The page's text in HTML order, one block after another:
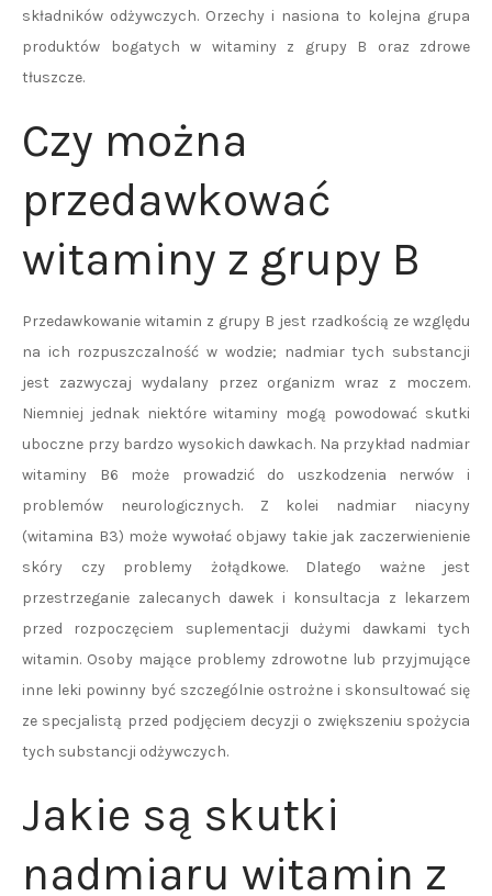
składników odżywczych. Orzechy i nasiona to kolejna grupa
produktów bogatych w witaminy z grupy B oraz zdrowe
tłuszcze.
Czy można
przedawkować
witaminy z grupy B
Przedawkowanie witamin z grupy B jest rzadkością ze względu
na ich rozpuszczalność w wodzie; nadmiar tych substancji
jest zazwyczaj wydalany przez organizm wraz z moczem.
Niemniej jednak niektóre witaminy mogą powodować skutki
uboczne przy bardzo wysokich dawkach. Na przykład nadmiar
witaminy B6 może prowadzić do uszkodzenia nerwów i
problemów neurologicznych. Z kolei nadmiar niacyny
(witamina B3) może wywołać objawy takie jak zaczerwienienie
skóry czy problemy żołądkowe. Dlatego ważne jest
przestrzeganie zalecanych dawek i konsultacja z lekarzem
przed rozpoczęciem suplementacji dużymi dawkami tych
witamin. Osoby mające problemy zdrowotne lub przyjmujące
inne leki powinny być szczególnie ostrożne i skonsultować się
ze specjalistą przed podjęciem decyzji o zwiększeniu spożycia
tych substancji odżywczych.
Jakie są skutki
nadmiaru witamin z